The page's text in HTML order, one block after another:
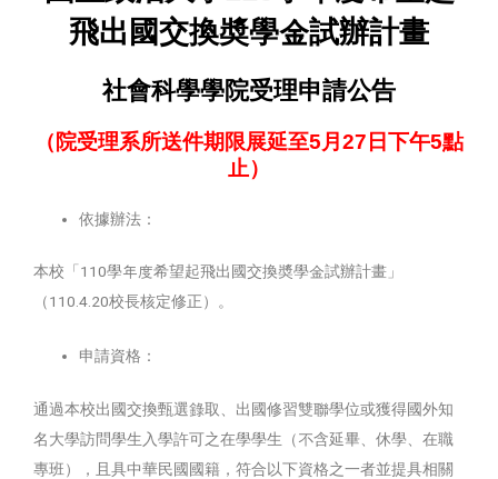
飛出國交換奬學金試辦計畫
社會科學學院受理申請公告
（院受理系所送件期限展延至5月27日下午5點
止）
依據辦法：
本校「110學年度希望起飛出國交換奬學金試辦計畫」
（110.4.20校長核定修正）。
申請資格：
通過本校出國交換甄選錄取、出國修習雙聯學位或獲得國外知
名大學訪問學生入學許可之在學學生（不含延畢、休學、在職
專班），且具中華民國國籍，符合以下資格之一者並提具相關